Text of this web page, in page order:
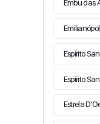
Embu das
Espírito
Espírito
Estrela